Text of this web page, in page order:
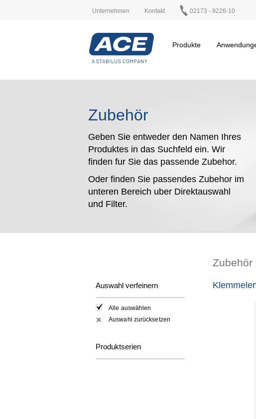
Unternehmen Kontakt 02173 - 9226-10
Produkte
Zubehör
Geben Sie entweder den Namen Ihres
Produktes in das Suchfeld ein. Wir
finden fur Sie das passende Zubehor.
Oder finden Sie passendes Zubehor im
unteren Bereich uber Direktauswahl
und Filter.
Auswahl verfeinern
Alle auswählen
✕ Auswahl zurücksetzen
Produktserien
Zubehör